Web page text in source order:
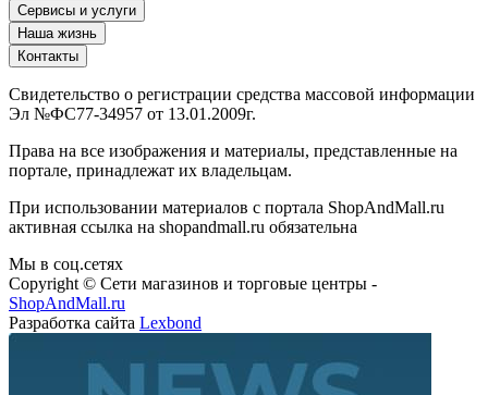
Сервисы и услуги
Наша жизнь
Контакты
Свидетельство о регистрации средства массовой информации
Эл №ФС77-34957 от 13.01.2009г.
Права на все изображения и материалы, представленные на
портале, принадлежат их владельцам.
При использовании материалов с портала ShopAndMall.ru
активная ссылка на shopandmall.ru обязательна
Мы в соц.сетях
Copyright © Сети магазинов и торговые центры -
ShopAndMall.ru
Разработка сайта Lexbond